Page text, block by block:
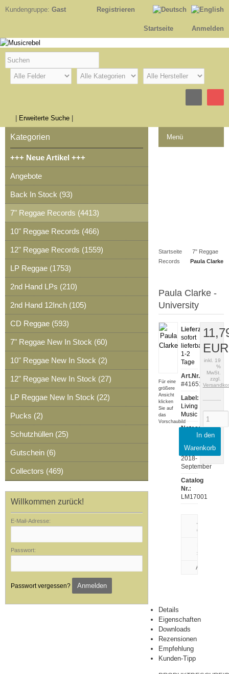
Kundengruppe: Gast Registrieren
Anmelden
Startseite
Erweiterte Suche
Menü
Startseite
7" Reggae
Records
Paula Clarke
Paula Clarke -
University
Für eine
größere
Ansicht
klicken
Sie auf
das
Vorschaubild
Lieferzeit:
sofort
lieferbar,
1-2
Tage
Art.Nr.:
#41651
Label:
Living
Music
Notes:
LM17001
Release:
2018-
September
Catalog
Nr.:
LM17001
drucken
schreiben
EUR
inkl. 19
%
MwSt.
zzgl.
In den
Warenkorb
Details
Eigenschaften
Downloads
Rezensionen
Empfehlung
Kunden-Tipp
Kategorien
+++ Neue Artikel +++
Angebote
Back In Stock (93)
7" Reggae Records (4413)
10" Reggae Records (466)
12" Reggae Records (1559)
LP Reggae (1753)
2nd Hand LPs (210)
2nd Hand 12Inch (105)
CD Reggae (593)
7" Reggae New In Stock (60)
10" Reggae New In Stock (2)
12" Reggae New In Stock (27)
LP Reggae New In Stock (22)
Pucks (2)
Schutzhüllen (25)
Gutschein (6)
Collectors (469)
Willkommen zurück!
E-Mail-Adresse:
Passwort:
Passwort vergessen? Anmelden